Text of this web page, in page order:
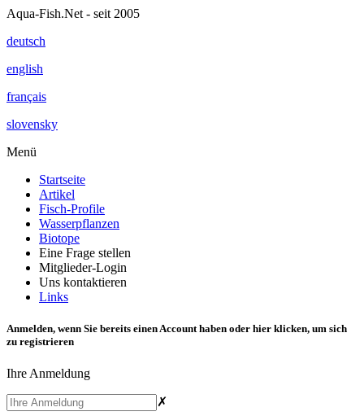
Aqua-Fish.Net - seit 2005
deutsch
english
français
slovensky
Menü
Startseite
Artikel
Fisch-Profile
Wasserpflanzen
Biotope
Eine Frage stellen
Mitglieder-Login
Uns kontaktieren
Links
Anmelden, wenn Sie bereits einen Account haben oder hier klicken, um sich
zu registrieren
Ihre Anmeldung
✗